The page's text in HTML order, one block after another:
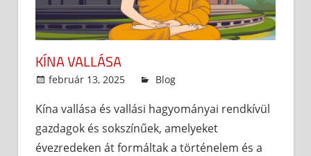
KÍNA VALLÁSA
február 13, 2025 admin
Blog
Kína vallása és vallási hagyományai rendkívül
gazdagok és sokszínűek, amelyeket
évezredeken át formáltak a történelem és a